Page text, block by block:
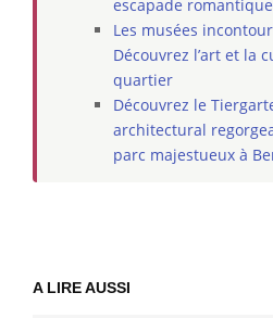
escapade
Les musées
Découvrez l’art et la
quartier
Découvrez le
architectural
parc majestueux à
A LIRE AUSSI